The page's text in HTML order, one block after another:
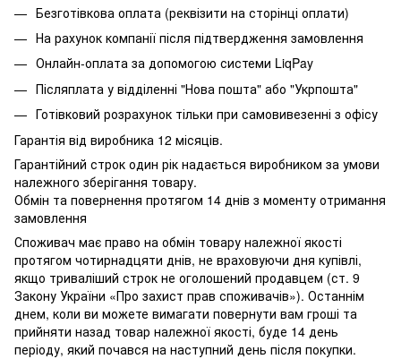
Безготівкова оплата (реквізити на сторінці оплати)
На рахунок компанії після підтвердження замовлення
Онлайн-оплата за допомогою системи LiqPay
Післяплата у відділенні "Нова пошта" або "Укрпошта"
Готівковий розрахунок тільки при самовивезенні з офісу
Гарантія від виробника 12 місяців.
Гарантійний строк один рік надається виробником за умови
належного зберігання товару.
Обмін та повернення протягом 14 днів з моменту отримання
замовлення
Споживач має право на обмін товару належної якості
протягом чотирнадцяти днів, не враховуючи дня купівлі,
якщо триваліший строк не оголошений продавцем (ст. 9
Закону України «Про захист прав споживачів»). Останнім
днем, коли ви можете вимагати повернути вам гроші та
прийняти назад товар належної якості, буде 14 день
періоду, який почався на наступний день після покупки.